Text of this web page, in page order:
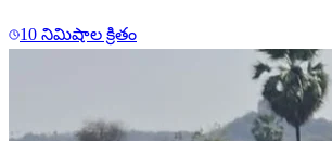
10 నిమిషాల క్రితం